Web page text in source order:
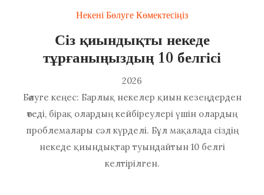
Некені Бөлуге Көмектесіңіз
Сіз қиындықты некеде
тұрғаныңыздың 10 белгісі
2026
Бөлуге кеңес: Барлық некелер қиын кезеңдерден
өтеді, бірақ олардың кейбіреулері үшін олардың
проблемалары сәл күрделі. Бұл мақалада сіздің
некеде қиындықтар туындайтын 10 белгі
келтірілген.